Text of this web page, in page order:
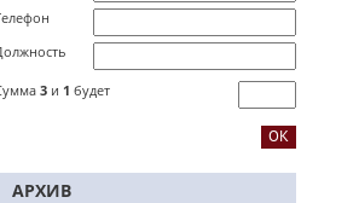
3 и 1 будет
АРХИВ